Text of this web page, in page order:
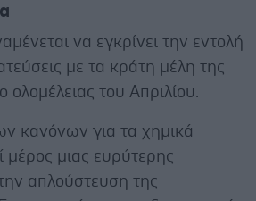
να εγκρίνει την εντολή
με τα κράτη μέλη της
ολομέλειας του Απριλίου.
κανόνων για τα χημικά
μέρος μιας ευρύτερης
απλούστευση της